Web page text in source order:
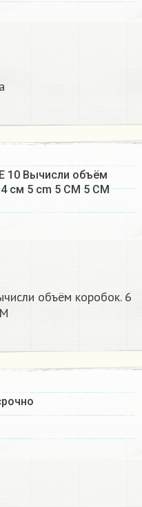
Вычисли объём
см 5 cm 5 CM 5 CM​
объём коробок. 6